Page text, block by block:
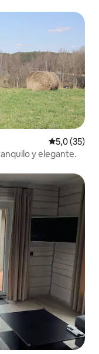
Calificación
5,0 (35)
y elegante.